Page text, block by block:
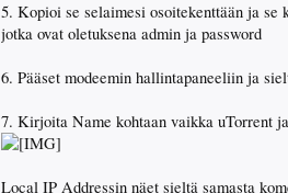
5. Kopioi se selaimesi osoitekenttään ja se
jotka ovat oletuksena admin ja password
6. Pääset modeemin hallintapaneeliin ja
7. Kirjoita Name kohtaan vaikka uTorrent
Local IP Addressin näet sieltä samasta